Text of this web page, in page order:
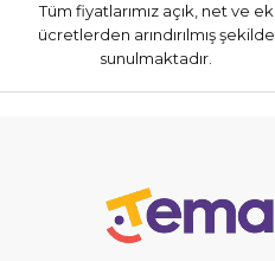
Tüm fiyatlarımız açık, net ve ek
ücretlerden arındırılmış şekilde
sunulmaktadır.